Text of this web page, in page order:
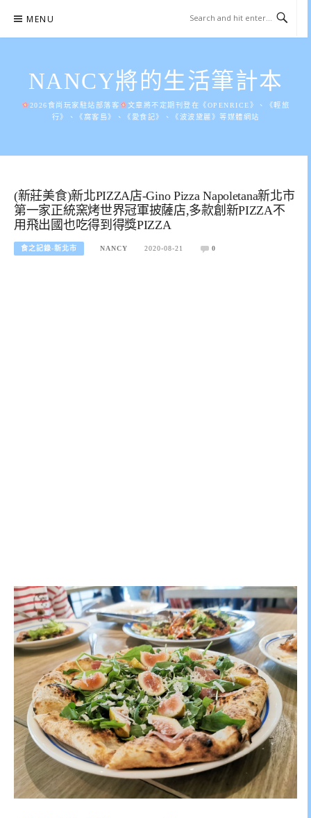
content
MENU
NANCY將的生活筆計本
2026食尚玩家駐站部落客
文章將不定期刊登在《OPENRICE》、《輕旅
行》、《窩客島》、《愛食記》、《波波黛麗》等媒體網站
(新莊美食)新北PIZZA店-Gino Pizza Napoletana新北市
第一家正統窯烤世界冠軍披薩店,多款創新PIZZA不
用飛出國也吃得到得獎PIZZA
食之記錄-新北市 NANCY 2020-08-21 0